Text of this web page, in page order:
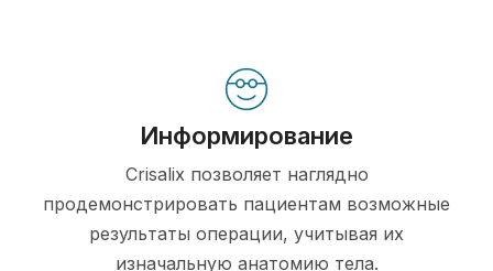
Информирование
Crisalix позволяет наглядно
продемонстрировать пациентам возможные
результаты операции, учитывая их
изначальную анатомию тела.